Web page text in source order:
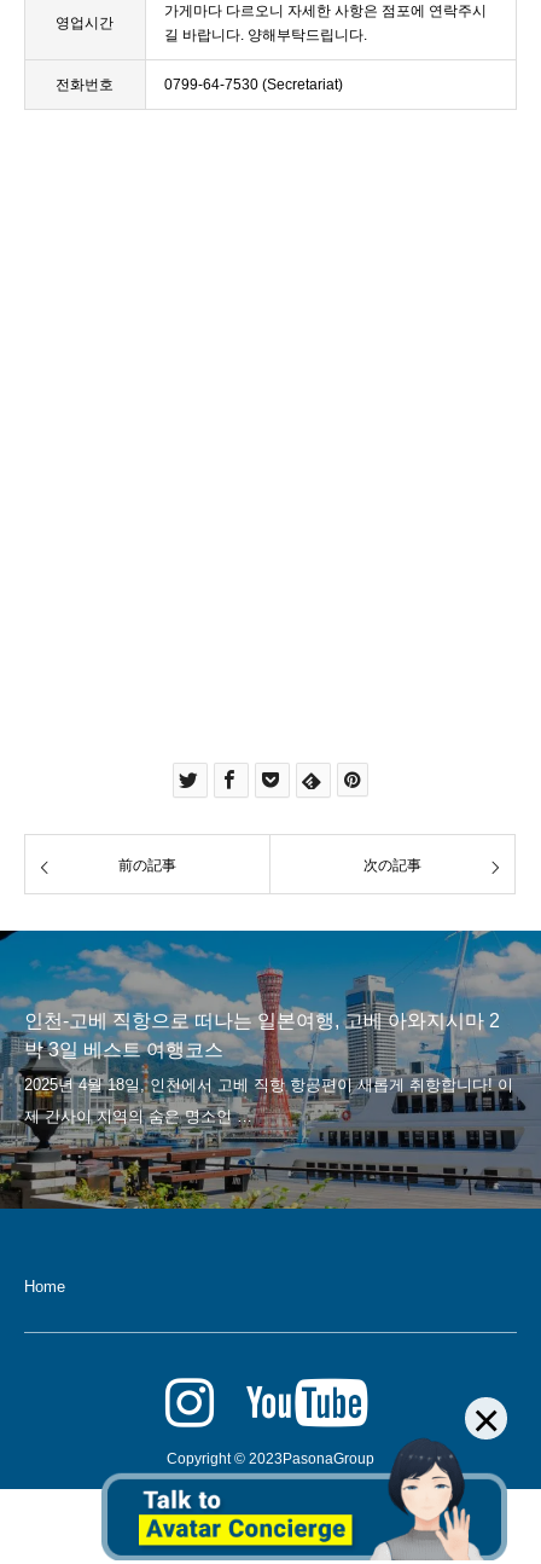
×
영업시간
가게마다 다르오니 자세한 사항은 점포에 연락주시
길 바랍니다. 양해부탁드립니다.
전화번호 0799-64-7530 (Secretariat)
前の記事 次の記事
인천-고베 직항으로 떠나는 일본여행, 고베 아와지시마 2
박 3일 베스트 여행코스
Home
Copyright © 2023PasonaGroup